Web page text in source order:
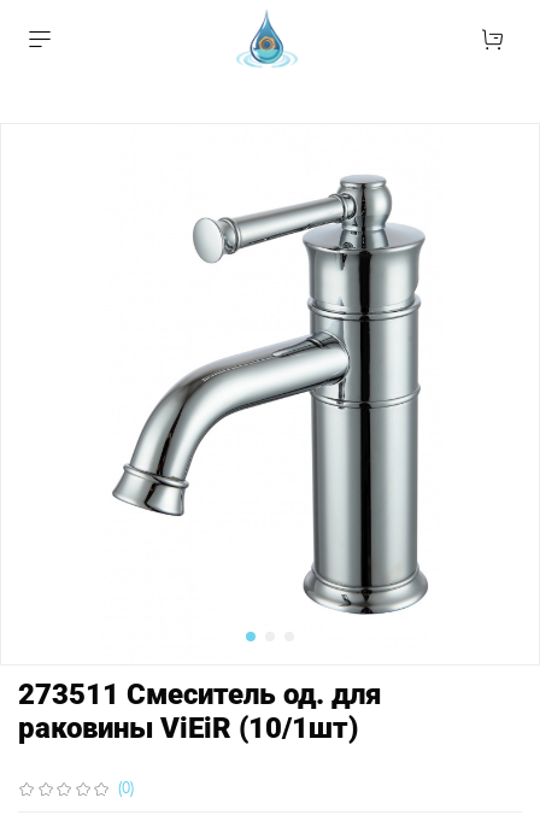
(0)
273511 Смеситель од. для
раковины ViEiR (10/1шт)